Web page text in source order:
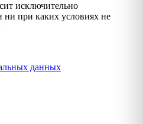
исключительно
при каких условиях не
данных